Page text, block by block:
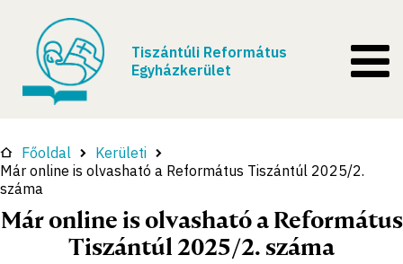
Tiszántúli Református
Egyházkerület
Főoldal
Kerületi
Már online is olvasható a Református Tiszántúl 2025/2.
száma
Már online is olvasható a Református
Tiszántúl 2025/2. száma